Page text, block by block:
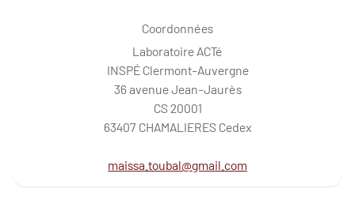
Coordonnées
Laboratoire ACTé
INSPÉ Clermont-Auvergne
36 avenue Jean-Jaurès
CS 20001
63407 CHAMALIERES Cedex
maissa.toubal@gmail.com